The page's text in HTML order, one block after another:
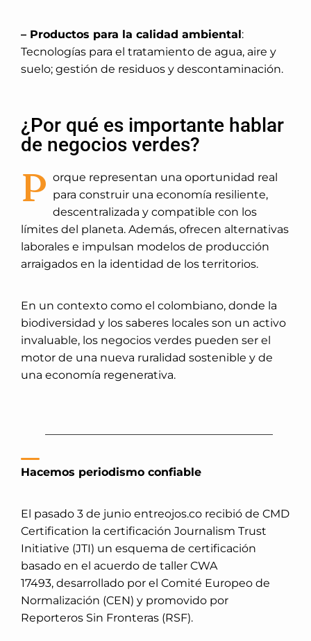
– Productos para la calidad ambiental:
Tecnologías para el tratamiento de agua, aire y
suelo; gestión de residuos y descontaminación.
¿Por qué es importante hablar
de negocios verdes?
P orque representan una oportunidad real
para construir una economía resiliente,
descentralizada y compatible con los
límites del planeta. Además, ofrecen alternativas
laborales e impulsan modelos de producción
arraigados en la identidad de los territorios.
En un contexto como el colombiano, donde la
biodiversidad y los saberes locales son un activo
invaluable, los negocios verdes pueden ser el
motor de una nueva ruralidad sostenible y de
una economía regenerativa.
Hacemos periodismo confiable
El pasado 3 de junio entreojos.co recibió de CMD
Certification la certificación Journalism Trust
Initiative (JTI) un esquema de certificación
basado en el acuerdo de taller CWA
17493, desarrollado por el Comité Europeo de
Normalización (CEN) y promovido por
Reporteros Sin Fronteras (RSF).